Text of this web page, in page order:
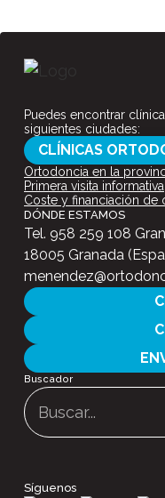
Puedes encontrar
siguientes ciudades:
CLÍNICAS
Ortodoncia en la
Primera visita informativa
Coste y financiación de
DÓNDE ESTAMOS
Tel. 958 259 108
18005 Granada
Buscador
Buscar:
Síguenos